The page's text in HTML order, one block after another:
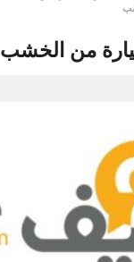
من الخشب